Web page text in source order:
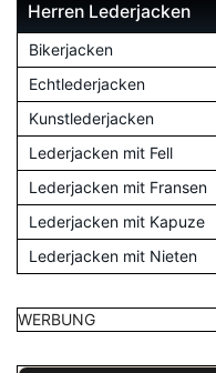
Herren Lederjacken
Bikerjacken
Echtlederjacken
Kunstlederjacken
Lederjacken mit Fell
Lederjacken mit Fransen
Lederjacken mit Kapuze
Lederjacken mit Nieten
WERBUNG